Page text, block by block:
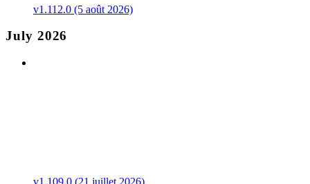
v1.112.0 (5 août 2026)
July 2026